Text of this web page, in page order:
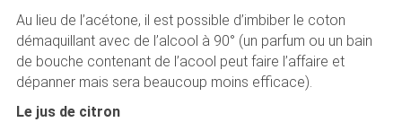
Au lieu de l’acétone, il est possible d’imbiber le coton
démaquillant avec de l’alcool à 90° (un parfum ou un bain
de bouche contenant de l’acool peut faire l’affaire et
dépanner mais sera beaucoup moins efficace).
Le jus de citron